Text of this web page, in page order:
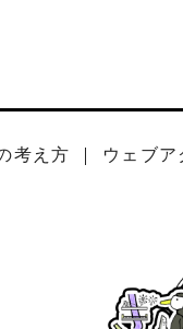
考え方 ウェブ